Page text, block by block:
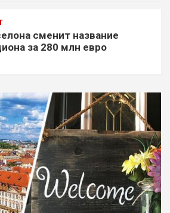
сменит название
за 280 млн евро